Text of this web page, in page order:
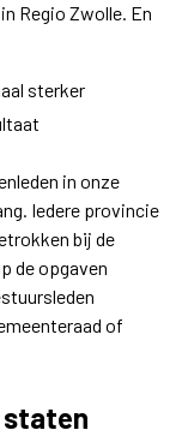
Regio Zwolle. En
sterker
in onze
Iedere provincie
bij de
de opgaven
of
staten